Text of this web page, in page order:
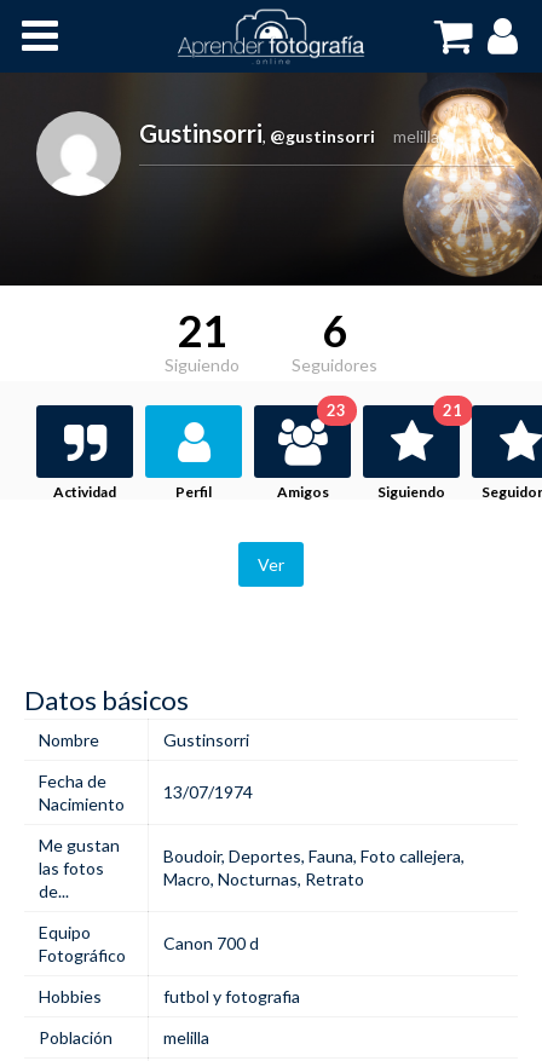
Cursos OnLine
Gustinsorri, @gustinsorri melilla
21
Siguiendo
6
Seguidores
Actividad Perfil Amigos
23
Siguiendo
21
Ver
Datos básicos
Nombre
Gustinsorri
Fecha de
Nacimiento
13/07/1974
Me gustan
las fotos
de...
Boudoir, Deportes, Fauna, Foto callejera,
Macro, Nocturnas, Retrato
Equipo
Fotográfico
Canon 700 d
Hobbies
futbol y fotografia
Población
melilla